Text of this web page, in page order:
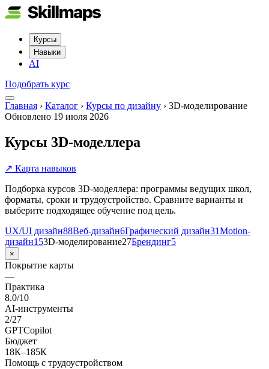
Курсы
Навыки
AI
Подобрать курс
Главная › Каталог › Курсы по дизайну › 3D-моделирование
Обновлено 19 июля 2026
Курсы 3D-моделлера
↗ Карта навыков
Подборка курсов 3D-моделлера: программы ведущих школ,
форматы, сроки и трудоустройство. Сравните варианты и
выберите подходящее обучение под цель.
UX/UI дизайн88Веб-дизайн6Графический дизайн31Motion-
дизайн153D-моделирование27Брендинг5
×
Покрытие карты
—
Практика
8.0/10
AI-инструменты
2/27
GPTCopilot
Бюджет
18К–185К
Помощь с трудоустройством